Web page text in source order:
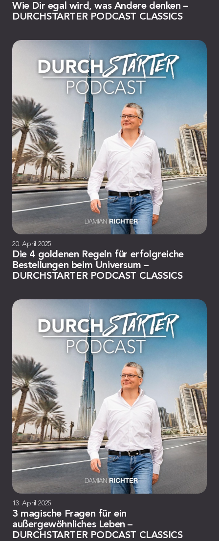
Wie Dir egal wird, was Andere denken –
DURCHSTARTER PODCAST CLASSICS
20. April 2025
Die 4 goldenen Regeln für erfolgreiche
Bestellungen beim Universum –
DURCHSTARTER PODCAST CLASSICS
13. April 2025
3 magische Fragen für ein
außergewöhnliches Leben –
DURCHSTARTER PODCAST CLASSICS